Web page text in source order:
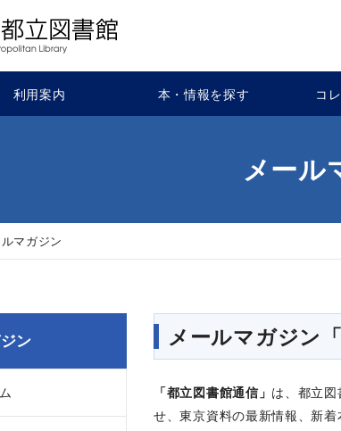
利用案内 本・情報を探す コ
メール
ルマガジン
メールマガジン
「都立図書館通信」 は、都立
せ、東京資料の最新情報、新
ン